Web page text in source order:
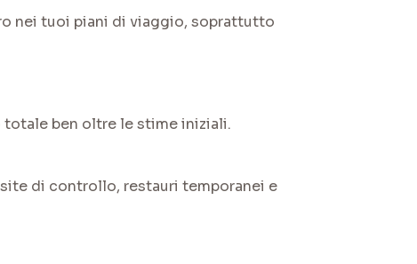
nei tuoi piani di viaggio, soprattutto
ben oltre le stime iniziali.
di controllo, restauri temporanei e